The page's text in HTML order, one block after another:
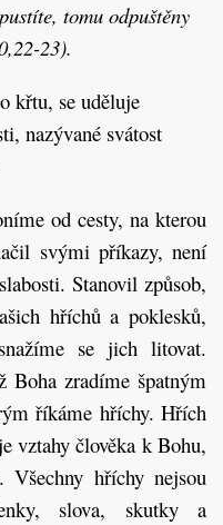
tomu odpuštěny
23).
křtu, se uděluje
nazývané svátost
od cesty, na kterou
svými příkazy, není
Stanovil způsob,
hříchů a poklesků,
se jich litovat.
Boha zradíme špatným
říkáme hříchy. Hřích
vztahy člověka k Bohu,
hříchy nejsou
slova, skutky a